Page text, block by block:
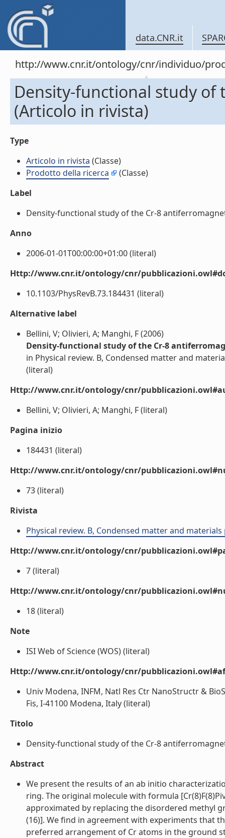
data.CNR.it
http://www.cnr.it/ontology/cnr/individuo/
Density-functional study
(Articolo in rivista)
Type
Articolo in rivista (Classe)
Prodotto della ricerca
(Classe)
Label
Density-functional study of the Cr-8
Anno
2006-01-01T00:00:00+01:00 (literal)
Http://www.cnr.it/ontology/cnr/
10.1103/PhysRevB.73.184431 (literal)
Alternative label
Bellini, V; Olivieri, A; Manghi, F (2006)
Density-functional study of the Cr-8
in Physical review. B, Condensed matter and
(literal)
Http://www.cnr.it/ontology/cnr/
Bellini, V; Olivieri, A; Manghi, F (literal)
Pagina inizio
184431 (literal)
Http://www.cnr.it/ontology/cnr/
73 (literal)
Rivista
Physical review. B, Condensed matter and materials
Http://www.cnr.it/ontology/cnr/
7 (literal)
Http://www.cnr.it/ontology/cnr/
18 (literal)
Note
ISI Web of Science (WOS) (literal)
Http://www.cnr.it/ontology/cnr/
Univ Modena, INFM, Natl Res Ctr NanoStructr &
Fis, I-41100 Modena, Italy (literal)
Titolo
Density-functional study of the Cr-8
Abstract
We present the results of an ab initio
ring. The original molecule with formula
approximated by replacing the disordered methyl
(16)]. We find in agreement with experiments that
preferred arrangement of Cr atoms in the ground